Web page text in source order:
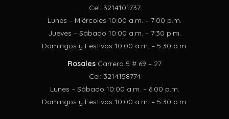
Cel: 3214101737
Lunes – Miércoles 10:00 a.m. – 7:00 p.m.
Jueves – Sábado 10:00 a.m. – 7:30 p.m.
Domingos y Festivos 10:00 a.m. – 5:30 p.m.
Rosales Carrera 5 # 69 – 27
Cel: 3214158774
Lunes – Sábado 10:00 a.m. – 6:00 p.m.
Domingos y Festivos 10:00 a.m. – 5:30 p.m.